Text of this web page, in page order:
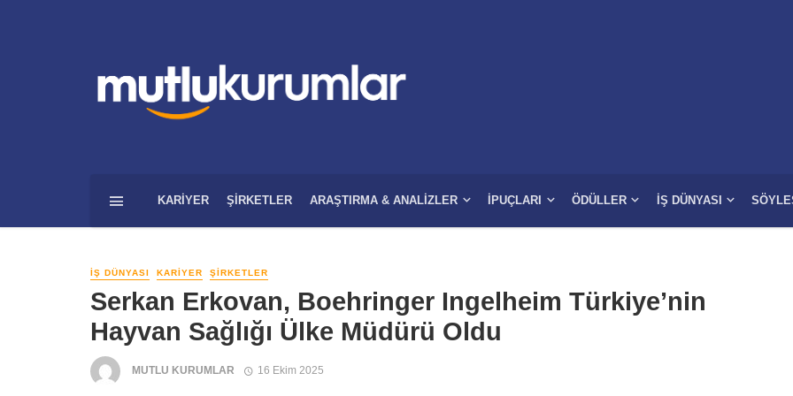
KARIYER ŞIRKETLER ARAŞTIRMA & ANALIZLER İPUÇLARI ÖDÜLLER İŞ DÜNYASI
İŞ DÜNYASI KARIYER ŞIRKETLER
Serkan Erkovan, Boehringer Ingelheim Türkiye’nin
Hayvan Sağlığı Ülke Müdürü Oldu
MUTLU KURUMLAR 16 Ekim 2025